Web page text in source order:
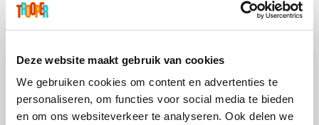
Deze website maakt gebruik van cookies
We gebruiken cookies om content en advertenties te
personaliseren, om functies voor social media te bieden
en om ons websiteverkeer te analyseren. Ook delen we